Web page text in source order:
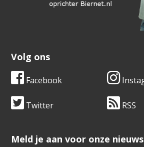
Volg ons
Facebook
Twitter RSS
​​​​​​​Meld je aan voor onze